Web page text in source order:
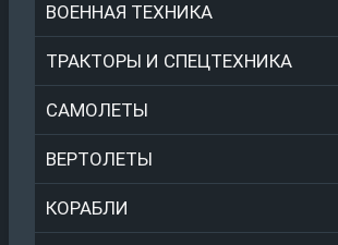
ВОЕННАЯ ТЕХНИКА
ТРАКТОРЫ И СПЕЦТЕХНИКА
САМОЛЕТЫ
ВЕРТОЛЕТЫ
КОРАБЛИ